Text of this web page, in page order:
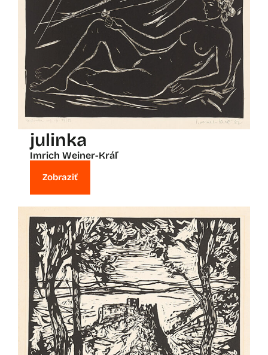
julinka
Imrich Weiner-Kráľ
Zobraziť